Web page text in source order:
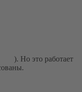
). Но это работает